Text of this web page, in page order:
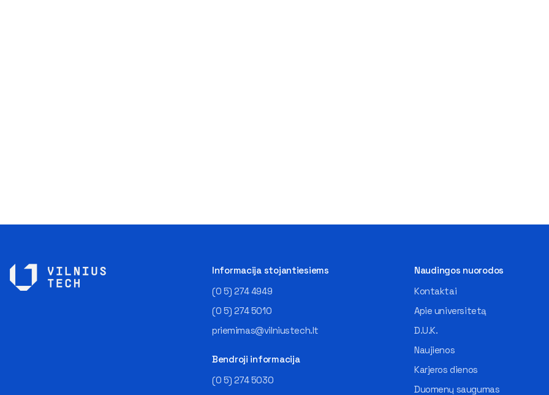
Informacija stojantiesiems
(0 5) 274 4949
(0 5) 274 5010
priemimas@vilniustech.lt
Bendroji informacija
(0 5) 274 5030
Naudingos nuorodos
Kontaktai
Apie universitetą
D.U.K.
Naujienos
Karjeros dienos
Duomenų saugumas